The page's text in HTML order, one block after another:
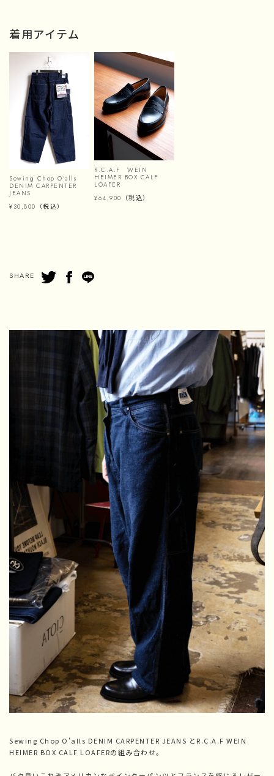
着用アイテム
Sewing Chop O’alls
DENIM CARPENTER
JEANS
¥30,800 （税込）
R.C.A.F WEIN
HEIMER BOX CALF
LOAFER
¥64,900 （税込）
SHARE
Sewing Chop O’alls DENIM CARPENTER JEANS とR.C.A.F WEIN
HEIMER BOX CALF LOAFERの組み合わせ。